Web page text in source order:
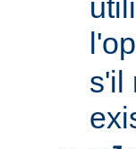
s'il